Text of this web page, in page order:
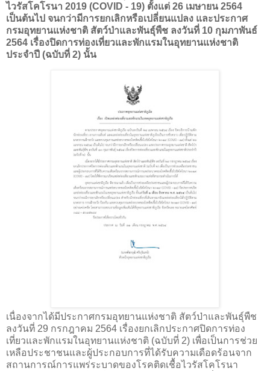
ไวรัสโคโรนา 2019 (COVID - 19) ตั้งแต่ 26 เมษายน 2564
เป็นต้นไป จนกว่ามีการยกเลิกหรือเปลี่ยนแปลง และประกาศ
กรมอุทยานแห่งชาติ สัตว์ป่าและพันธุ์พืช ลงวันที่ 10 กุมภาพันธ์
2564 เรื่องปิดการท่องเที่ยวและพักแรมในอุทยานแห่งชาติ
ประจำปี (ฉบับที่ 2) นั้น
เนื่องจากได้มีประกาศกรมอุทยานแห่งชาติ สัตว์ป่าและพันธุ์พืช
ลงวันที่ 29 กรกฎาคม 2564 เรื่องยกเลิกประกาศปิดการท่อง
เที่ยวและพักแรมในอุทยานแห่งชาติ (ฉบับที่ 2) เพื่อเป็นการช่วย
เหลือประชาชนและผู้ประกอบการที่ได้รับความเดือดร้อนจาก
สถานการณ์การแพร่ระบาดของโรคติดเชื้อไวรัสโคโรนา